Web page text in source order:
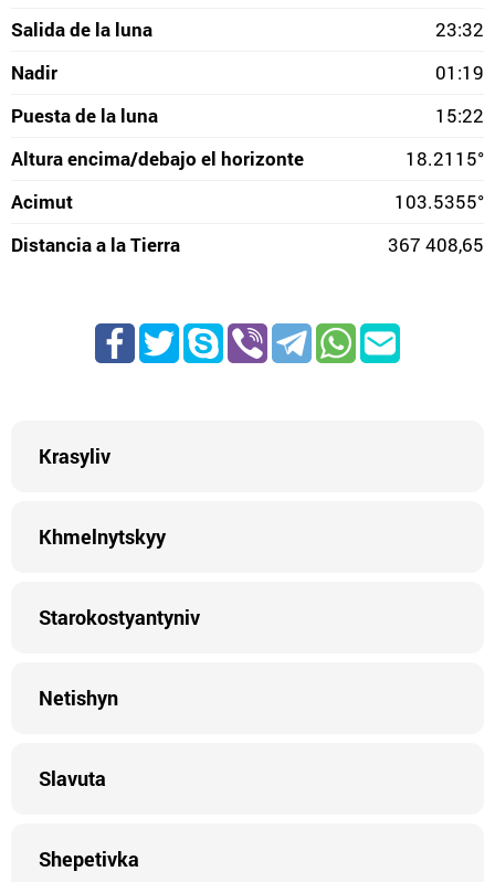
Salida de la luna
23:32
Nadir
01:19
Puesta de la luna
15:22
Altura encima/debajo el horizonte
18.2115°
Acimut
103.5355°
Distancia a la Tierra
367 408,65
Krasyliv
Khmelnytskyy
Starokostyantyniv
Netishyn
Slavuta
Shepetivka